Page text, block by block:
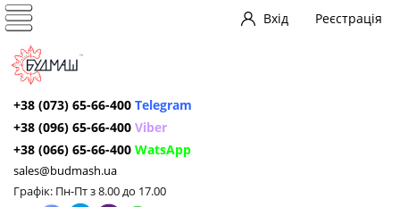
Вхід Реєстрація
+38 (073) 65-66-400 Telegram
+38 (096) 65-66-400 Viber
+38 (066) 65-66-400 WatsApp
sales@budmash.ua
Графік: Пн-Пт з 8.00 до 17.00